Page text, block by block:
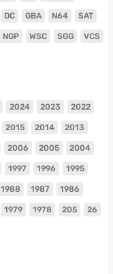
DC GBA N64 SAT
NGP WSC SGG VCS
2024 2023 2022
2015 2014 2013
2006 2005 2004
1997 1996 1995
1988 1987 1986
1979 1978 205 26